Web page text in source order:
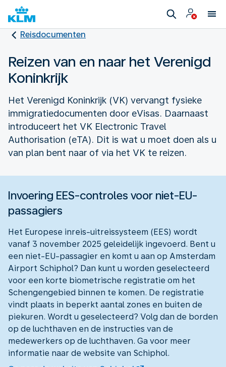
Reisdocumenten
Reizen van en naar het Verenigd
Koninkrijk
Het Verenigd Koninkrijk (VK) vervangt fysieke
immigratiedocumenten door eVisas. Daarnaast
introduceert het VK Electronic Travel
Authorisation (eTA). Dit is wat u moet doen als u
van plan bent naar of via het VK te reizen.
Invoering EES-controles voor niet-EU-
passagiers
Het Europese inreis-uitreissysteem (EES) wordt
vanaf 3 november 2025 geleidelijk ingevoerd. Bent u
een niet-EU-passagier en komt u aan op Amsterdam
Airport Schiphol? Dan kunt u worden geselecteerd
voor een korte biometrische registratie om het
Schengengebied binnen te komen. De registratie
vindt plaats in beperkt aantal zones en buiten de
piekuren. Wordt u geselecteerd? Volg dan de borden
op de luchthaven en de instructies van de
medewerkers op de luchthaven. Ga voor meer
informatie naar de website van Schiphol.